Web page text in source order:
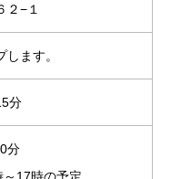
２−１
ます。
分
分
17時の予定